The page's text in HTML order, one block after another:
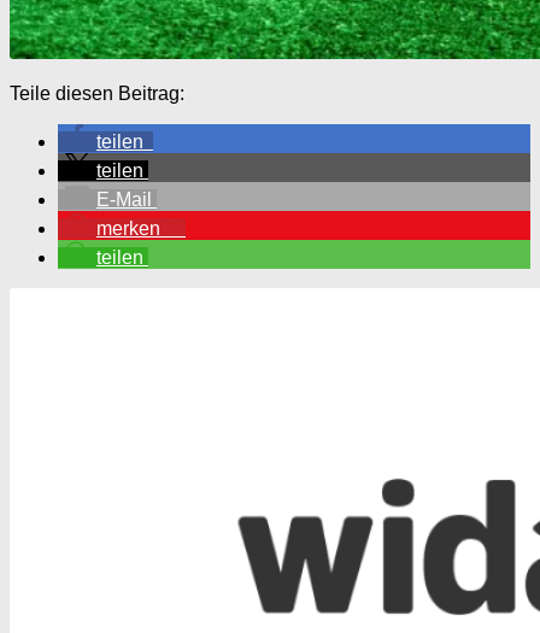
Teile diesen Beitrag:
teilen
teilen
E-Mail
merken
teilen